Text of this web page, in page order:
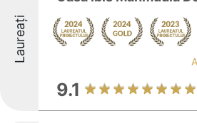
Laureați
9.1